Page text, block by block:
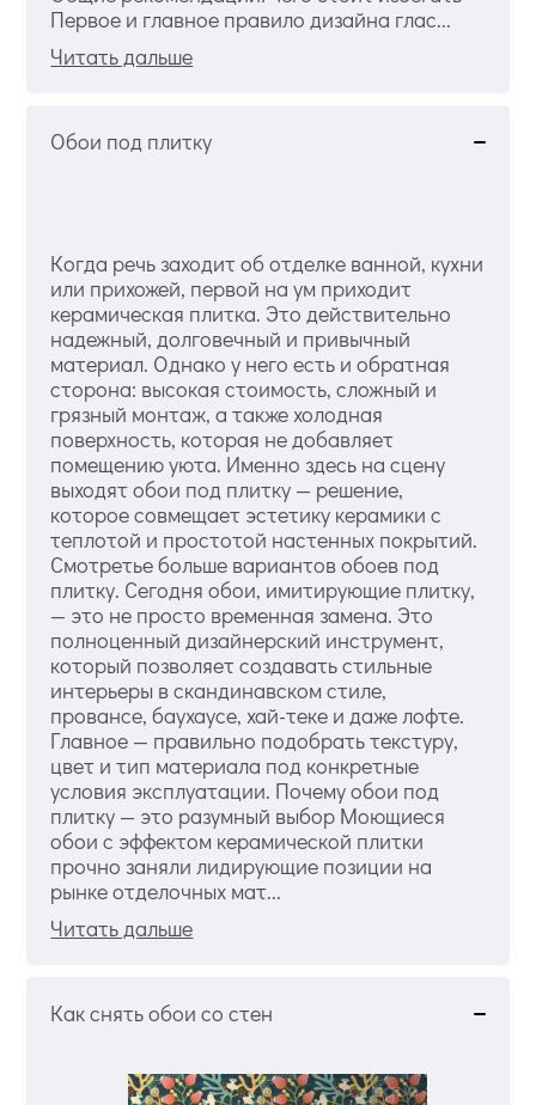
Первое и главное правило дизайна глас...
Читать дальше
Обои под плитку
Когда речь заходит об отделке ванной, кухни
или прихожей, первой на ум приходит
керамическая плитка. Это действительно
надежный, долговечный и привычный
материал. Однако у него есть и обратная
сторона: высокая стоимость, сложный и
грязный монтаж, а также холодная
поверхность, которая не добавляет
помещению уюта. Именно здесь на сцену
выходят обои под плитку — решение,
которое совмещает эстетику керамики с
теплотой и простотой настенных покрытий.
Смотретье больше вариантов обоев под
плитку. Сегодня обои, имитирующие плитку,
— это не просто временная замена. Это
полноценный дизайнерский инструмент,
который позволяет создавать стильные
интерьеры в скандинавском стиле,
провансе, баухаусе, хай-теке и даже лофте.
Главное — правильно подобрать текстуру,
цвет и тип материала под конкретные
условия эксплуатации. Почему обои под
плитку — это разумный выбор Моющиеся
обои с эффектом керамической плитки
прочно заняли лидирующие позиции на
рынке отделочных мат...
Читать дальше
Как снять обои со стен